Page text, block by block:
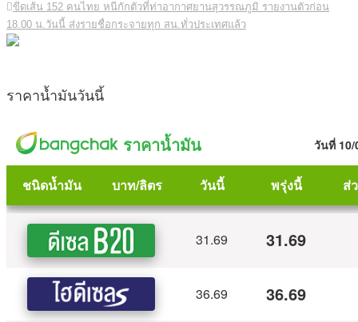
ขีดเส้น 152 คนไทย หนีกักตัวที่ท่าอากาศยานสุวรรณภูมิ รายงานตัวก่อน
18.00 น.วันนี้ ส่งรายชื่อกระจายทุก สน.ทั่วประเทศแล้ว
ราคาน้ำมันวันนี้